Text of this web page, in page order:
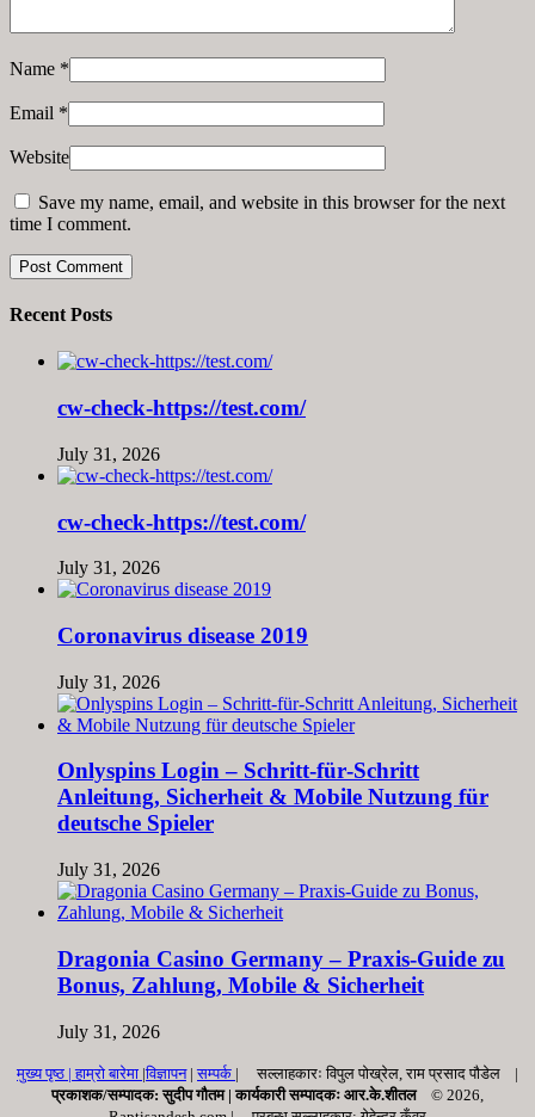
Name *
Email *
Website
Save my name, email, and website in this browser for the next
time I comment.
Recent Posts
cw-check-https://test.com/
July 31, 2026
cw-check-https://test.com/
July 31, 2026
Coronavirus disease 2019
July 31, 2026
Onlyspins Login – Schritt‑für‑Schritt
Anleitung, Sicherheit & Mobile Nutzung für
deutsche Spieler
July 31, 2026
Dragonia Casino Germany – Praxis‑Guide zu
Bonus, Zahlung, Mobile & Sicherheit
July 31, 2026
मुख्य पृष्ठ |हाम्रो बारेमा |विज्ञापन|सम्पर्क | सल्लाहकारः विपुल पोख्रेल, राम प्रसाद पाैडेल |
प्रकाशक/सम्पादक: सुदीप गौतम | कार्यकारी सम्पादकः आर.के.शीतल
© 2026,